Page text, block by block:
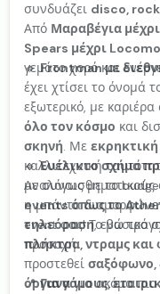
συνδυάζει disco,
Από Μαραβέγια
Spears μέχρι
γεμάτο χορό και
🔹Frontman με
έχει χτίσει το όνομά
εξωτερικό, με καριέρα
όλο τον κόσμο και
σκηνή. Με
καλλιτεχνική
με συναισθηματικούς
events όπως το
τηλεόραση, ενώ
προσοχή.
🔹Ευέλικτο σχήμα
Αναλόγως με το
η μπάντα
event σας! Το βασικό
πλήκτρα, ντραμς
προστεθεί σαξόφωνο,
όργαναγια ακόμα
📍Για γάμους,